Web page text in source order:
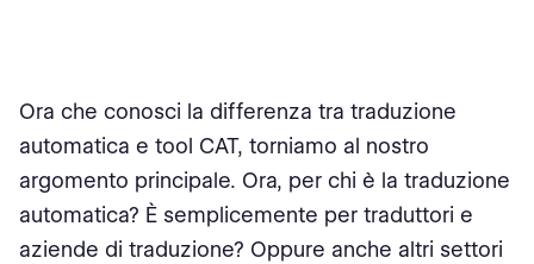
Ora che conosci la differenza tra traduzione
automatica e tool CAT, torniamo al nostro
argomento principale. Ora, per chi è la traduzione
automatica? È semplicemente per traduttori e
aziende di traduzione? Oppure anche altri settori